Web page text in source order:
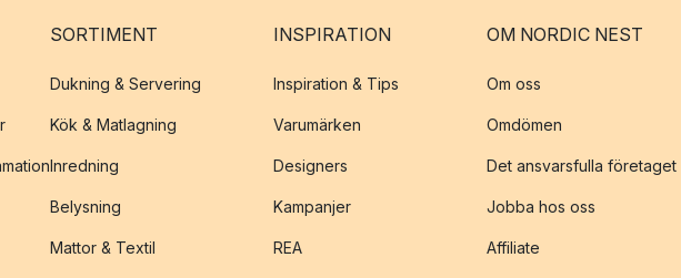
SORTIMENT
Dukning & Servering
Kök & Matlagning
Inredning
Belysning
Mattor & Textil
INSPIRATION
Inspiration & Tips
Varumärken
Designers
Kampanjer
REA
OM NORDIC NEST
Om oss
Omdömen
Det ansvarsfulla företaget
Jobba hos oss
Affiliate